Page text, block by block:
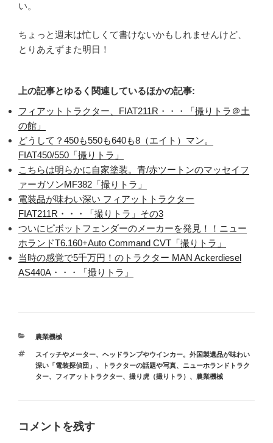
い。
ちょっと週末は忙しくて書けないかもしれませんけど、
とりあえずまた明日！
上の記事とゆるく関連しているほかの記事:
フィアットトラクター、FIAT211R・・・「撮りトラ＠土
の館」
どうして？450も550も640も8（エイト）マン。
FIAT450/550「撮りトラ」
こちらは明らかに自家塗装。青/赤ツートンのマッセイフ
ァーガソンMF382「撮りトラ」
電装品が味わい深い フィアットトラクター
FIAT211R・・・「撮りトラ」その3
ついにピボットフェンダーのメーカーを発見！！ニュー
ホランドT6.160+Auto Command CVT「撮りトラ」
当時の感覚で5千万円！のトラクター MAN Ackerdiesel
AS440A・・・「撮りトラ」
カ
ゴ
リ
ー
農業機械
タ
グ
スイッチやメーター、ヘッドランプやウインカー。外国製遺品が味わい
深い「電装探偵団」 、 トラクターの話題や写真、
ニューホランドトラク
ター、 フィアットトラクター、 撮り虎（撮りトラ） 、 農業機械
コメントを残す